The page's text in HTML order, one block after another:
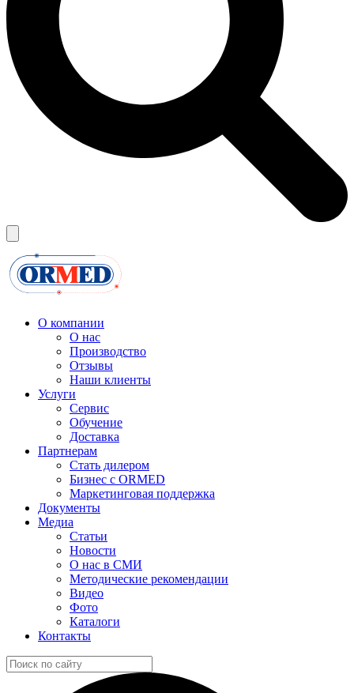
О компании
О нас
Производство
Отзывы
Наши клиенты
Услуги
Сервис
Обучение
Доставка
Партнерам
Стать дилером
Бизнес с ORMED
Маркетинговая поддержка
Документы
Медиа
Статьи
Новости
О нас в СМИ
Методические рекомендации
Видео
Фото
Каталоги
Контакты